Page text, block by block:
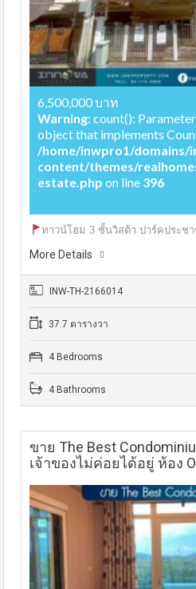
6,500,000 บาท
Warning: count():
object that implements
/home/inwpro1/
content/themes/
estate.php on line 396
ทาวน์โฮม 3 ชั้นวิสต้า ปาร์คประช
More Details
INW-TH-2166014
37.7 ตารางวา
4 Bedrooms
4 Bathrooms
ขาย The Best
เจ้าของไม่ค่อยได้อยู่ ห้อง